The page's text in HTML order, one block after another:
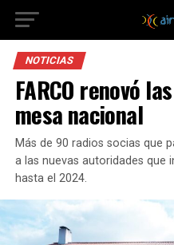
NOTICIAS
FARCO renovó
mesa nacional
Más de 90 radios socias que
a las nuevas autoridades que
hasta el 2024.